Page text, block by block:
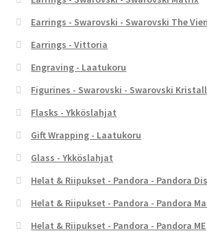
Earrings - Swarovski - Swarovski The
Earrings - Vittoria
Engraving - Laatukoru
Figurines - Swarovski - Swarovski
Flasks - Ykköslahjat
Gift Wrapping - Laatukoru
Glass - Ykköslahjat
Helat & Riipukset - Pandora - Pandora
Helat & Riipukset - Pandora - Pandora
Helat & Riipukset - Pandora - Pandora ME